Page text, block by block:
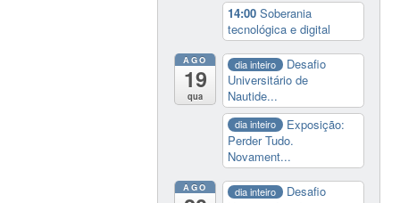
14:00Soberania
tecnológica e digital
AGO
19
qua
dia inteiro
Desafio
Universitário de
Nautide...
dia inteiro
Exposição:
Perder Tudo.
Novament...
AGO dia inteiro
Desafio